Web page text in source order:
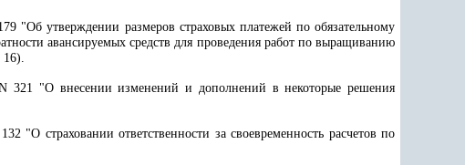
"Об утверждении размеров страховых платежей по обязательному
авансируемых средств для проведения работ по выращиванию
16).
321 "О внесении изменений и дополнений в некоторые решения
"О страховании ответственности за своевременность расчетов по